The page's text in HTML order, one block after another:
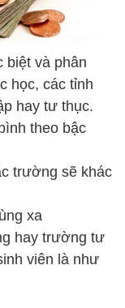
biệt và phân
học, các tỉnh
hay tư thục.
theo bậc
trường sẽ khác
xa
hay trường tư
viên là như